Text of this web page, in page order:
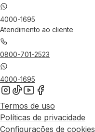
4000-1695
Atendimento ao cliente
0800-701-2523
4000-1695
Termos de uso
Políticas de privacidade
Configurações de cookies